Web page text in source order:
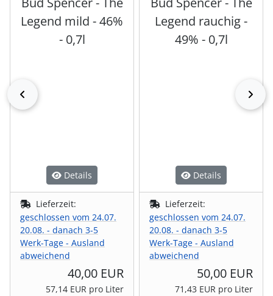
Legend mild - 46%
- 0,7l
Details
Lieferzeit:
geschlossen vom 24.07.
20.08. - danach 3-5
Werk-Tage - Ausland
abweichend
40,00 EUR
57,14 EUR pro Liter
Legend rauchig -
49% - 0,7l
Details
Lieferzeit:
geschlossen vom 24.07.
20.08. - danach 3-5
Werk-Tage - Ausland
abweichend
50,00 EUR
71,43 EUR pro Liter